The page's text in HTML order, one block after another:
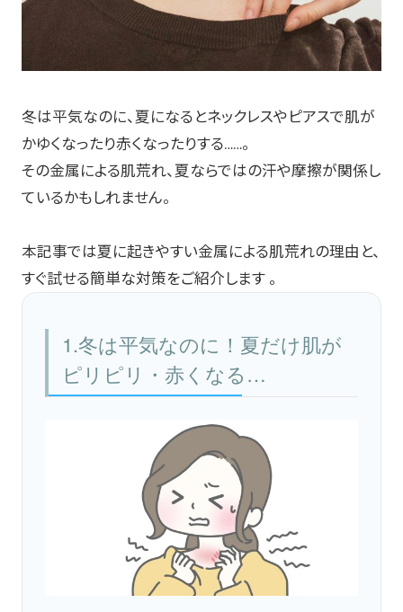
冬は平気なのに、夏になるとネックレスやピアスで肌が
かゆくなったり赤くなったりする……。
その金属による肌荒れ、夏ならではの汗や摩擦が関係し
ているかもしれません。
本記事では夏に起きやすい金属による肌荒れの理由と、
すぐ試せる簡単な対策をご紹介します 。
1.冬は平気なのに！夏だけ肌が
ピリピリ・赤くなる…